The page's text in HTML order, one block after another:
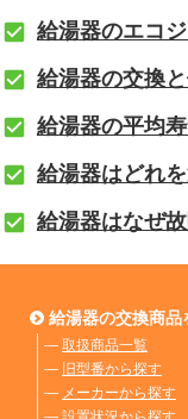
給湯器のエコ
給湯器の交換
給湯器の平均
給湯器はどれ
給湯器はなぜ
給湯器の交換商品
― 取扱商品一覧
― 旧型番から探す
― メーカーから探す